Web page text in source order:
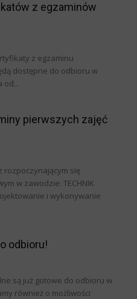
z egzaminów
z egzaminu
dostępne do odbioru w
od...
pierwszych zajęć
rozpoczynającym się
w zawodzie: TECHNIK
i wykonywanie
odbioru!
są już gotowe do odbioru w
również o możliwości